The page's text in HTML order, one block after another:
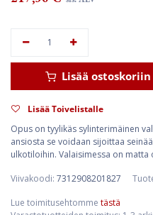
Lisää ostoskoriin
Lisää Toivelistalle
Opus on tyylikäs sylinterimäinen
ansiosta se voidaan sijoittaa
ulkotiloihin. Valaisimessa on matta
Viivakoodi: 7312908201827
Lue toimitusehtomme tästä